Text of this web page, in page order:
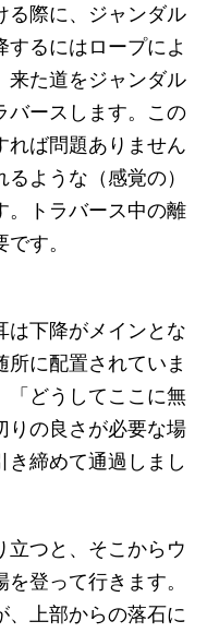
る際に、ジャンダル
するにはロープによ
来た道をジャンダル
バースします。この
れば問題ありません
ような（感覚の）
。トラバース中の離
す。
下降がメインとな
所に配置されていま
「どうしてここに無
りの良さが必要な場
締めて通過しまし
立つと、そこからウ
登って行きます。
、上部からの落石に